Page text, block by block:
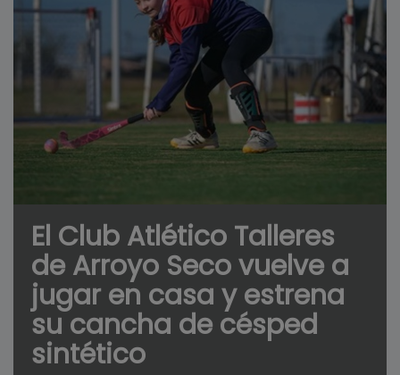
El Club Atlético Talleres
de Arroyo Seco vuelve a
jugar en casa y estrena
su cancha de césped
sintético